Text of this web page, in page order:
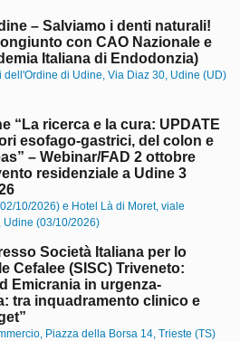
– Salviamo i denti naturali!
con CAO Nazionale e
Italiana di Endodonzia)
dell'Ordine di Udine, Via Diaz 30, Udine (UD)
“La ricerca e la cura: UPDATE
esofago-gastrici, del colon e
– Webinar/FAD 2 ottobre
residenziale a Udine 3
10/2026) e Hotel Là di Moret, viale
Udine (03/10/2026)
Società Italiana per lo
Cefalee (SISC) Triveneto:
Emicrania in urgenza-
tra inquadramento clinico e
Piazza della Borsa 14, Trieste (TS)